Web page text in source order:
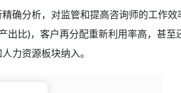
确分析，对监管和提高咨询师的工作
出比)，客户再分配重新利用率高，甚至
力资源板块纳入。